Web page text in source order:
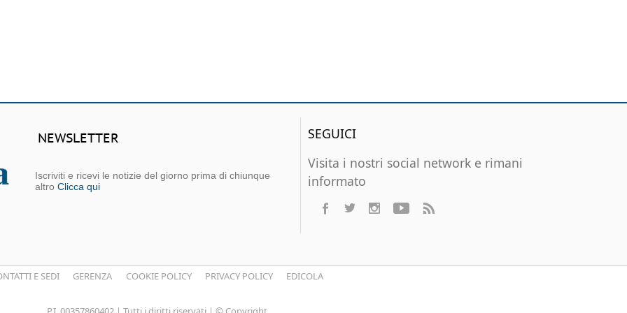
NEWSLETTER
Iscriviti e ricevi le notizie del giorno prima di chiunque
altro Clicca qui
SEGUICI
Visita i nostri social network e rimani
informato
E SEDI GERENZA COOKIE POLICY PRIVACY POLICY EDICOLA